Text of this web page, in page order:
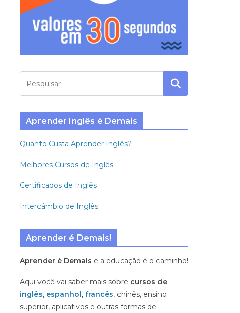
Aprender Inglês é Demais
Quanto Custa Aprender Inglês?
Melhores Cursos de Inglês
Certificados de Inglês
Intercâmbio de Inglês
Aprender é Demais!
Aprender é Demais e a educação é o caminho!
Aqui você vai saber mais sobre cursos de
inglês, espanhol, francês, chinês, ensino
superior, aplicativos e outras formas de